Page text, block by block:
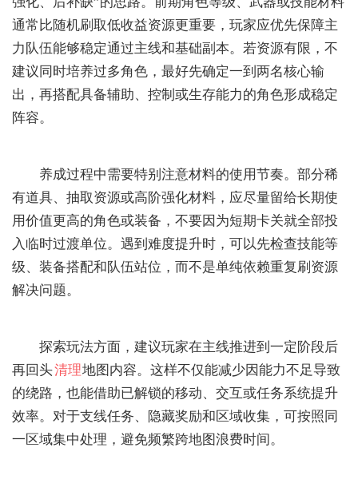
通常比随机刷取低收益资源更重要，玩家应优先保障主
力队伍能够稳定通过主线和基础副本。若资源有限，不
建议同时培养过多角色，最好先确定一到两名核心输
出，再搭配具备辅助、控制或生存能力的角色形成稳定
阵容。
养成过程中需要特别注意材料的使用节奏。部分稀
有道具、抽取资源或高阶强化材料，应尽量留给长期使
用价值更高的角色或装备，不要因为短期卡关就全部投
入临时过渡单位。遇到难度提升时，可以先检查技能等
级、装备搭配和队伍站位，而不是单纯依赖重复刷资源
解决问题。
探索玩法方面，建议玩家在主线推进到一定阶段后
再回头清理地图内容。这样不仅能减少因能力不足导致
的绕路，也能借助已解锁的移动、交互或任务系统提升
效率。对于支线任务、隐藏奖励和区域收集，可按照同
一区域集中处理，避免频繁跨地图浪费时间。